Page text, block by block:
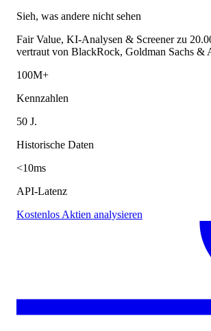
Sieh, was andere nicht sehen
Fair Value, KI-Analysen & Screener zu
vertraut von BlackRock, Goldman Sachs &
100M+
Kennzahlen
50 J.
Historische Daten
<10ms
API-Latenz
Kostenlos Aktien analysieren